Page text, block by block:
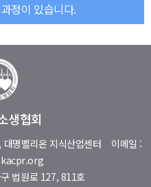
정이 있습니다.
생협회
명벨리온 지식산업센터 이메일 :
법원로 127, 811호